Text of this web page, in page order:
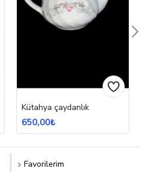
Kütahya çaydanlık
650,00₺
Favorilerim